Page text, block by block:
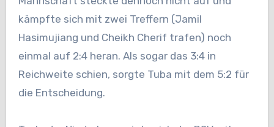
kämpfte sich mit zwei Treffern (Jamil
Hasimujiang und Cheikh Cherif trafen) noch
einmal auf 2:4 heran. Als sogar das 3:4 in
Reichweite schien, sorgte Tuba mit dem 5:2 für
die Entscheidung.